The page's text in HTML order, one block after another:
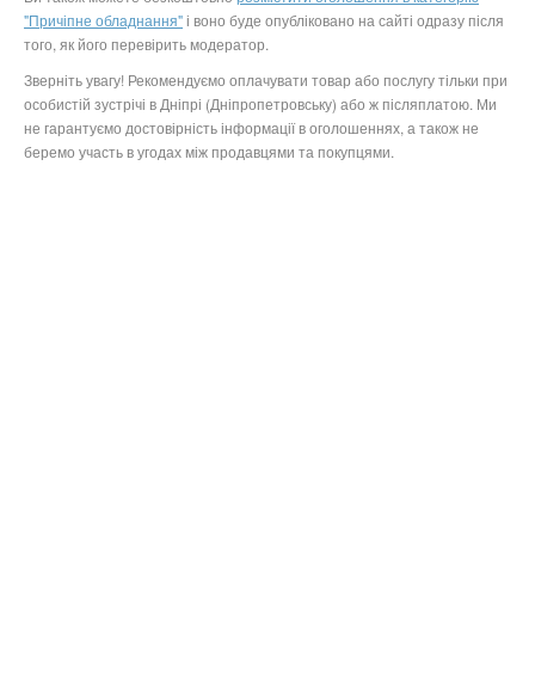
"Причіпне обладнання"і воно буде опубліковано на сайті одразу після
того, як його перевірить модератор.
Зверніть увагу! Рекомендуємо оплачувати товар або послугу тільки при
особистій зустрічі в Дніпрі (Дніпропетровську) або ж післяплатою. Ми
не гарантуємо достовірність інформації в оголошеннях, а також не
беремо участь в угодах між продавцями та покупцями.